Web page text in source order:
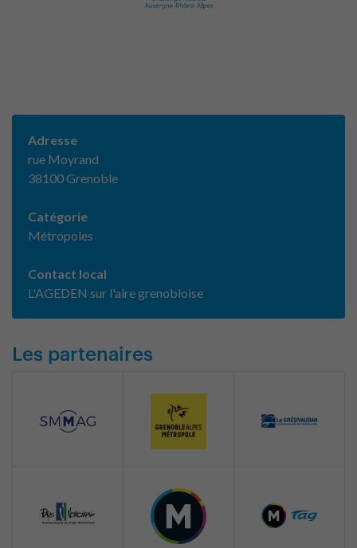
Adresse
rue Moyrand
38100 Grenoble
Catégorie
Métropoles
Contact local
L'AGEDEN sur l'aire grenobloise
Les partenaires